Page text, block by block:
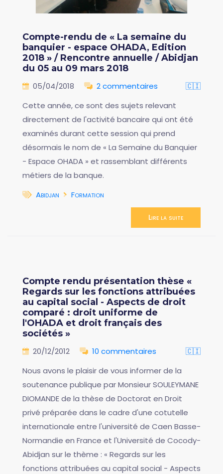
Compte-rendu de « La semaine du
banquier - espace OHADA, Edition
2018 » / Rencontre annuelle / Abidjan
du 05 au 09 mars 2018
05/04/2018 2 commentaires
🇨🇮
Cette année, ce sont des sujets relevant
directement de l'activité bancaire qui ont été
examinés durant cette session qui prend
désormais le nom de « La Semaine du Banquier
- Espace OHADA » et rassemblant différents
métiers de la banque.
Abidjan
Formation
Lire la suite
Compte rendu présentation thèse «
Regards sur les fonctions attribuées
au capital social - Aspects de droit
comparé : droit uniforme de
l'OHADA et droit français des
sociétés »
20/12/2012 10 commentaires
🇨🇮
Nous avons le plaisir de vous informer de la
soutenance publique par Monsieur SOULEYMANE
DIOMANDE de la thèse de Doctorat en Droit
privé préparée dans le cadre d'une cotutelle
internationale entre l'université de Caen Basse-
Normandie en France et l'Université de Cocody-
Abidjan sur le thème : « Regards sur les
fonctions attribuées au capital social - Aspects